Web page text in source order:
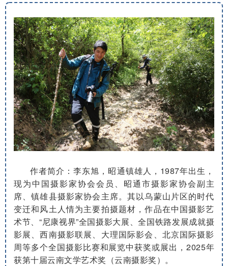
作者简介：李东旭，昭通镇雄人，1987年出生，
现为中国摄影家协会会员、昭通市摄影家协会副主
席、镇雄县摄影家协会主席。其以乌蒙山片区的时代
变迁和风土人情为主要拍摄题材，作品在中国摄影艺
术节、“尼康视界”全国摄影大展、全国铁路发展成就摄
影展、西南摄影联展、大理国际影会、北京国际摄影
周等多个全国摄影比赛和展览中获奖或展出，2025年
获第十届云南文学艺术奖（云南摄影奖）。